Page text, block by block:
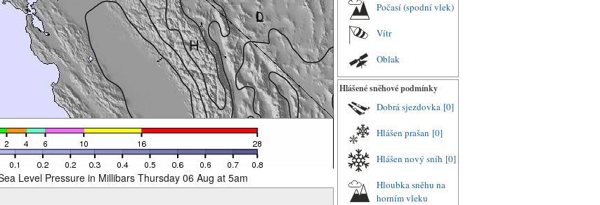
Level Pressure in Millibars Thursday 06 Aug at 5am
Počasí (spodní vlek)
Vítr
Oblak
Hlášené sněhové podmínky
Dobrá sjezdovka [0]
Hlášen prašan [0]
Hlášen nový sníh [0]
Hloubka sněhu na
horním vleku